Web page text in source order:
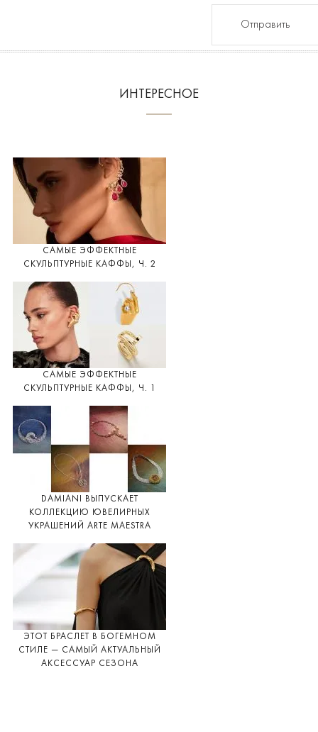
Отправить
ИНТЕРЕСНОЕ
САМЫЕ ЭФФЕКТНЫЕ
СКУЛЬПТУРНЫЕ КАФФЫ, Ч. 2
САМЫЕ ЭФФЕКТНЫЕ
СКУЛЬПТУРНЫЕ КАФФЫ, Ч. 1
DAMIANI ВЫПУСКАЕТ
КОЛЛЕКЦИЮ ЮВЕЛИРНЫХ
УКРАШЕНИЙ ARTE MAESTRA
ЭТОТ БРАСЛЕТ В БОГЕМНОМ
СТИЛЕ — САМЫЙ АКТУАЛЬНЫЙ
АКСЕССУАР СЕЗОНА